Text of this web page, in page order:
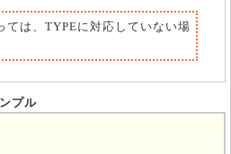
ては、TYPEに対応していない場
プル